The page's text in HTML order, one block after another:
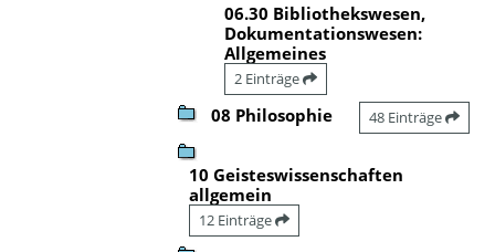
06.30 Bibliothekswesen,
Dokumentationswesen:
Allgemeines
2 Einträge
08 Philosophie 48 Einträge
10 Geisteswissenschaften
allgemein
12 Einträge